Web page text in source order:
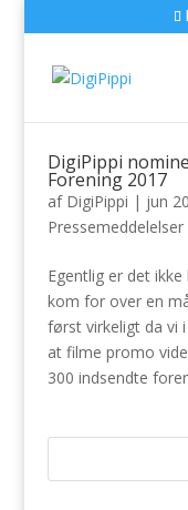
DigiPippi
Forening 2017
af DigiPippi | jun
Pressemeddelelser
Egentlig er det
kom for over en
først virkeligt da vi
at filme promo
300 indsendte